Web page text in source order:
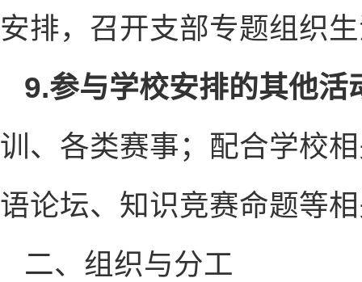
安排，召开支部专题组织
9.参与学校安排的其他活
训、各类赛事；配合学校
语论坛、知识竞赛命题等
二、组织与分工